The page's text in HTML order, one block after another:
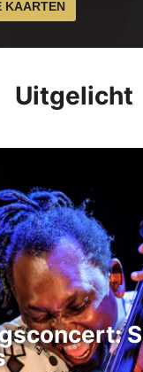
KAARTEN
Uitgelicht